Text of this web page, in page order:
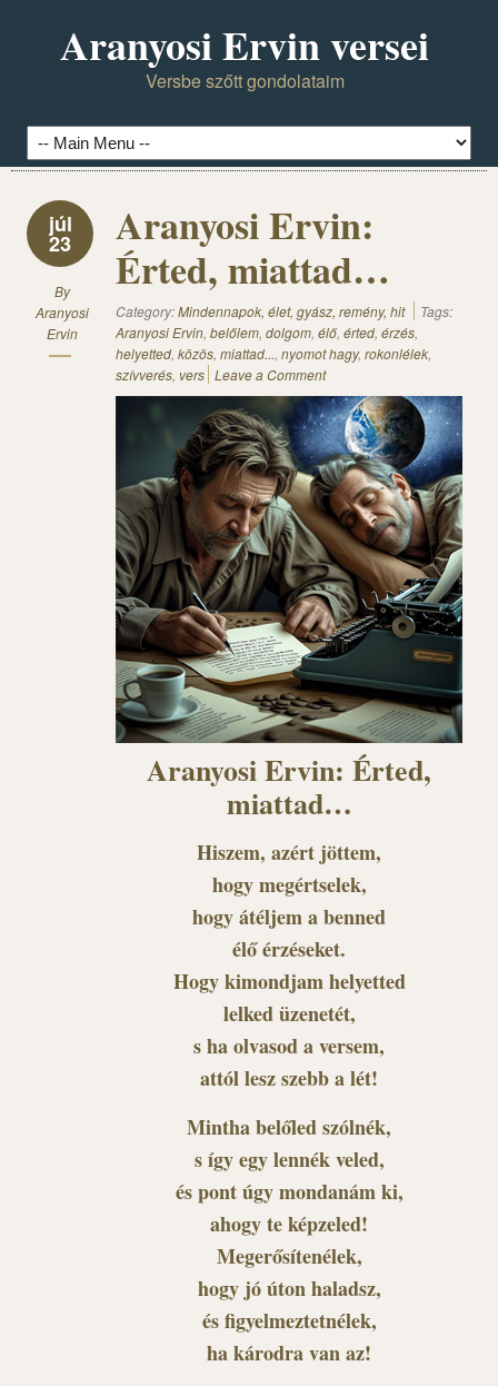
Aranyosi Ervin versei
Versbe szőtt gondolataim
júl
23
By
Aranyosi
Ervin
Aranyosi Ervin:
Érted, miattad…
Category:Mindennapok, élet, gyász, remény, hit
Tags:
Aranyosi Ervin, belőlem, dolgom, élő, érted, érzés,
helyetted, közös, miattad..., nyomot hagy, rokonlélek,
szívverés, vers Leave a Comment
Aranyosi Ervin: Érted,
miattad…
Hiszem, azért jöttem,
hogy megértselek,
hogy átéljem a benned
élő érzéseket.
Hogy kimondjam helyetted
lelked üzenetét,
s ha olvasod a versem,
attól lesz szebb a lét!
Mintha belőled szólnék,
s így egy lennék veled,
és pont úgy mondanám ki,
ahogy te képzeled!
Megerősítenélek,
hogy jó úton haladsz,
és figyelmeztetnélek,
ha károdra van az!